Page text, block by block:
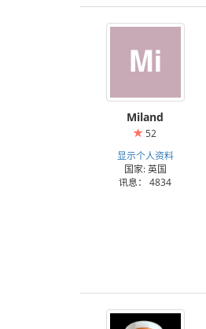
Miland
52
显示个人资料
国家: 英国
讯息： 4834